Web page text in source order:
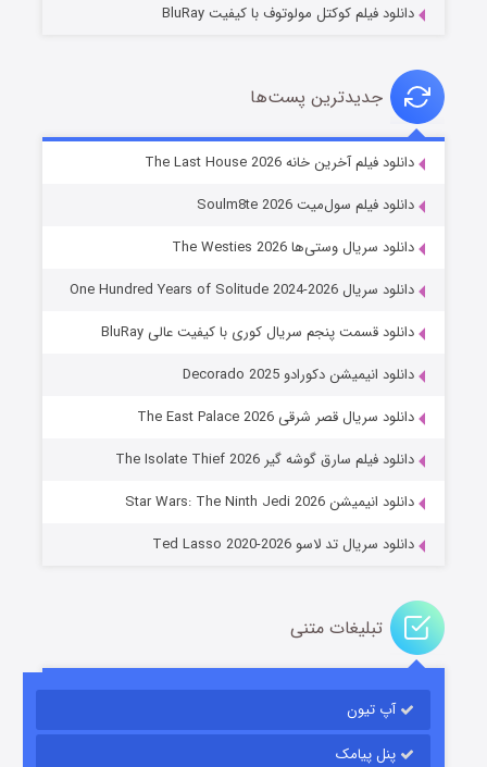
شوگر فصل ۲
خاندان اژدها فصل ۳
قسمت۶ (زیرنویس) منتشر شد
دانلود فیلم کوکتل مولوتوف با کیفیت BluRay
جدیدترین پست‌ها
دانلود فیلم آخرین خانه The Last House 2026
دانلود فیلم سول‌میت Soulm8te 2026
دانلود سریال وستی‌ها The Westies 2026
دانلود سریال One Hundred Years of Solitude 2024-2026
دانلود قسمت پنجم سریال کوری با کیفیت عالی BluRay
دانلود انیمیشن دکورادو Decorado 2025
دانلود سریال قصر شرقی The East Palace 2026
دانلود فیلم سارق گوشه گیر The Isolate Thief 2026
دانلود انیمیشن Star Wars: The Ninth Jedi 2026
دانلود سریال تد لاسو Ted Lasso 2020-2026
تبلیغات متنی
آپ تیون
پنل پیامک